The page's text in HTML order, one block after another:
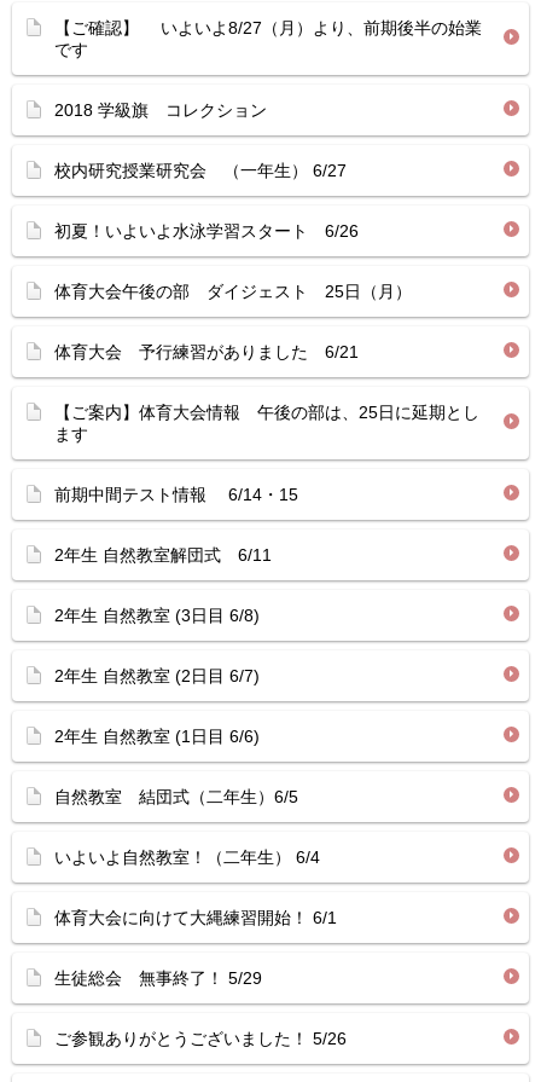
【ご確認】 いよいよ8/27（月）より、前期後半の始業
です
2018 学級旗 コレクション
校内研究授業研究会 （一年生） 6/27
初夏！いよいよ水泳学習スタート 6/26
体育大会午後の部 ダイジェスト 25日（月）
体育大会 予行練習がありました 6/21
【ご案内】体育大会情報 午後の部は、25日に延期とし
ます
前期中間テスト情報 6/14・15
2年生 自然教室解団式 6/11
2年生 自然教室 (3日目 6/8)
2年生 自然教室 (2日目 6/7)
2年生 自然教室 (1日目 6/6)
自然教室 結団式（二年生）6/5
いよいよ自然教室！（二年生） 6/4
体育大会に向けて大縄練習開始！ 6/1
生徒総会 無事終了！ 5/29
ご参観ありがとうございました！ 5/26